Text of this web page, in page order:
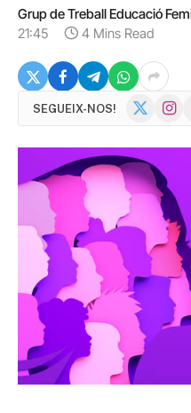
Grup de Treball Educació
21:45
4 Mins Read
SEGUEIX-NOS!
X